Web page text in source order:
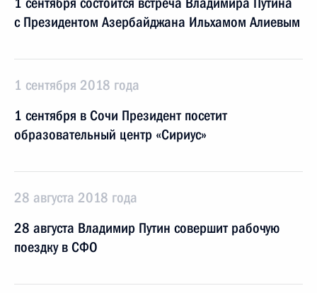
с Президентом Азербайджана Ильхамом Алиевым
1 сентября 2018 года
1 сентября в Сочи Президент посетит
образовательный центр «Сириус»
28 августа 2018 года
28 августа Владимир Путин совершит рабочую
поездку в СФО